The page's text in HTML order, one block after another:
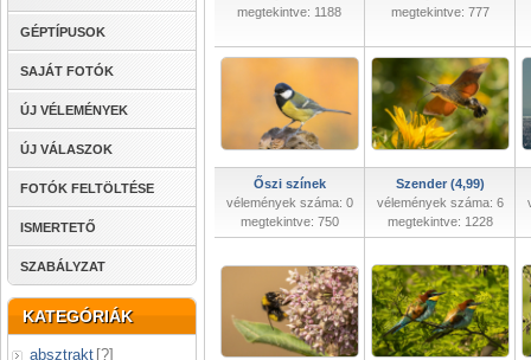
GÉPTÍPUSOK
SAJÁT FOTÓK
ÚJ VÉLEMÉNYEK
ÚJ VÁLASZOK
FOTÓK FELTÖLTÉSE
ISMERTETŐ
SZABÁLYZAT
KATEGÓRIÁK
absztrakt [?]
megtekintve: 1188
megtekintve: 777
Őszi színek
vélemények száma: 0
megtekintve: 750
Szender (4,99)
vélemények száma: 6
megtekintve: 1228